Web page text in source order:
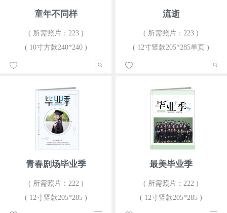
童年不同样
( 所需照片：223 )
( 10寸方款240*240 )
流逝
( 所需照片：223 )
( 12寸竖款205*285单页 )
青春剧场毕业季
( 所需照片：222 )
( 12寸竖款205*285 )
最美毕业季
( 所需照片：222 )
( 12寸竖款205*285 )